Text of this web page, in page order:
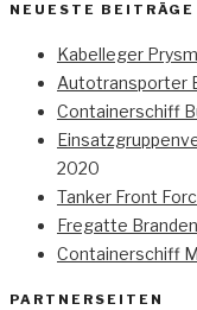
NEUESTE BEITRÄGE
Kabelleger
Autotransporter
Containerschiff
2020
Tanker Front
Fregatte
Containerschiff
PARTNERSEITEN